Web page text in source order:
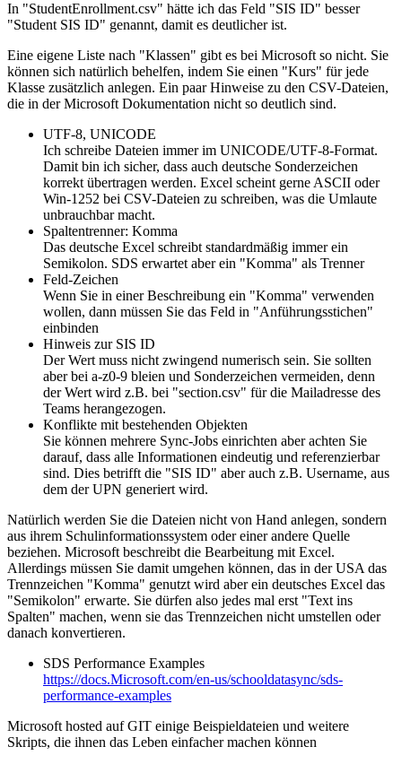
In "StudentEnrollment.csv" hätte ich das Feld "SIS ID" besser
"Student SIS ID" genannt, damit es deutlicher ist.
Eine eigene Liste nach "Klassen" gibt es bei Microsoft so nicht. Sie
können sich natürlich behelfen, indem Sie einen "Kurs" für jede
Klasse zusätzlich anlegen. Ein paar Hinweise zu den CSV-Dateien,
die in der Microsoft Dokumentation nicht so deutlich sind.
UTF-8, UNICODE
Ich schreibe Dateien immer im UNICODE/UTF-8-Format.
Damit bin ich sicher, dass auch deutsche Sonderzeichen
korrekt übertragen werden. Excel scheint gerne ASCII oder
Win-1252 bei CSV-Dateien zu schreiben, was die Umlaute
unbrauchbar macht.
Spaltentrenner: Komma
Das deutsche Excel schreibt standardmäßig immer ein
Semikolon. SDS erwartet aber ein "Komma" als Trenner
Feld-Zeichen
Wenn Sie in einer Beschreibung ein "Komma" verwenden
wollen, dann müssen Sie das Feld in "Anführungsstichen"
einbinden
Hinweis zur SIS ID
Der Wert muss nicht zwingend numerisch sein. Sie sollten
aber bei a-z0-9 bleien und Sonderzeichen vermeiden, denn
der Wert wird z.B. bei "section.csv" für die Mailadresse des
Teams herangezogen.
Konflikte mit bestehenden Objekten
Sie können mehrere Sync-Jobs einrichten aber achten Sie
darauf, dass alle Informationen eindeutig und referenzierbar
sind. Dies betrifft die "SIS ID" aber auch z.B. Username, aus
dem der UPN generiert wird.
Natürlich werden Sie die Dateien nicht von Hand anlegen, sondern
aus ihrem Schulinformationssystem oder einer andere Quelle
beziehen. Microsoft beschreibt die Bearbeitung mit Excel.
Allerdings müssen Sie damit umgehen können, das in der USA das
Trennzeichen "Komma" genutzt wird aber ein deutsches Excel das
"Semikolon" erwarte. Sie dürfen also jedes mal erst "Text ins
Spalten" machen, wenn sie das Trennzeichen nicht umstellen oder
danach konvertieren.
SDS Performance Examples
https://docs.Microsoft.com/en-us/schooldatasync/sds-
performance-examples
Microsoft hosted auf GIT einige Beispieldateien und weitere
Skripts, die ihnen das Leben einfacher machen können